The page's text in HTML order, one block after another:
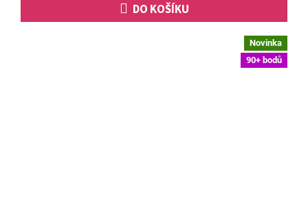
DO KOŠÍKU
Novinka
90+ bodů